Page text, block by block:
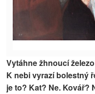
Vytáhne žhnoucí
K nebi vyrazí bolestný
je to? Kat? Ne. Kovář?